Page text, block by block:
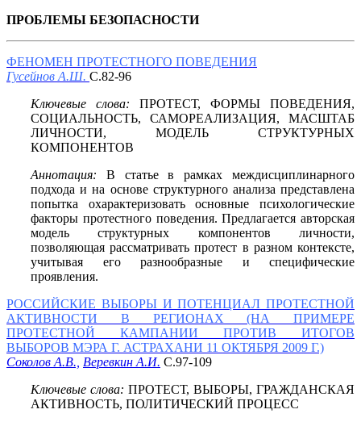
ПРОБЛЕМЫ БЕЗОПАСНОСТИ
ФЕНОМЕН ПРОТЕСТНОГО ПОВЕДЕНИЯ
Гусейнов А.Ш. С.82-96
Ключевые слова: ПРОТЕСТ, ФОРМЫ ПОВЕДЕНИЯ,
СОЦИАЛЬНОСТЬ, САМОРЕАЛИЗАЦИЯ, МАСШТАБ
ЛИЧНОСТИ, МОДЕЛЬ СТРУКТУРНЫХ
КОМПОНЕНТОВ
Аннотация: В статье в рамках междисциплинарного
подхода и на основе структурного анализа представлена
попытка охарактеризовать основные психологические
факторы протестного поведения. Предлагается авторская
модель структурных компонентов личности,
позволяющая рассматривать протест в разном контексте,
учитывая его разнообразные и специфические
проявления.
РОССИЙСКИЕ ВЫБОРЫ И ПОТЕНЦИАЛ ПРОТЕСТНОЙ
АКТИВНОСТИ В РЕГИОНАХ (НА ПРИМЕРЕ
ПРОТЕСТНОЙ КАМПАНИИ ПРОТИВ ИТОГОВ
ВЫБОРОВ МЭРА Г. АСТРАХАНИ 11 ОКТЯБРЯ 2009 Г.)
Соколов А.В., Веревкин А.И. С.97-109
Ключевые слова: ПРОТЕСТ, ВЫБОРЫ, ГРАЖДАНСКАЯ
АКТИВНОСТЬ, ПОЛИТИЧЕСКИЙ ПРОЦЕСС